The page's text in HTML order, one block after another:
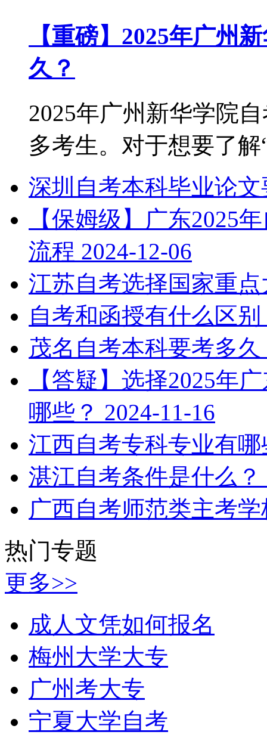
【重磅】2025年广州
久？
2025年广州新华学院
多考生。对于想要了解
深圳自考本科毕业论
【保姆级】广东2025
流程 2024-12-06
江苏自考选择国家重
自考和函授有什么区别
茂名自考本科要考多久
【答疑】选择2025年
哪些？ 2024-11-16
江西自考专科专业有哪
湛江自考条件是什么？
广西自考师范类主考
热门专题
更多>>
成人文凭如何报名
梅州大学大专
广州考大专
宁夏大学自考